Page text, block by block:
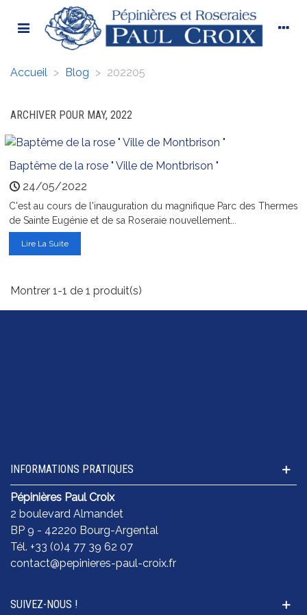
Accueil > Blog > 202205
ARCHIVER POUR MAY, 2022
Baptême de la rose " Ville de Montbrison "
24/05/2022
C'est au cours de l'inauguration du magnifique Parc des Thermes
de Sainte Eugénie et de sa Roseraie nouvellement...
Lire La Suite
Montrer 1-1 de 1 produit(s)
INFORMATIONS PRATIQUES
Pépinières Paul Croix
2 boulevard Almandet
BP 9 - 42220 Bourg-Argental
Tél. +33 (0)4 77 39 62 07
contact@pepinieres-paul-croix.fr
SUIVEZ-NOUS !